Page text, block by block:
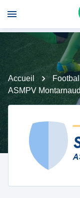
Accueil Football
ASMPV